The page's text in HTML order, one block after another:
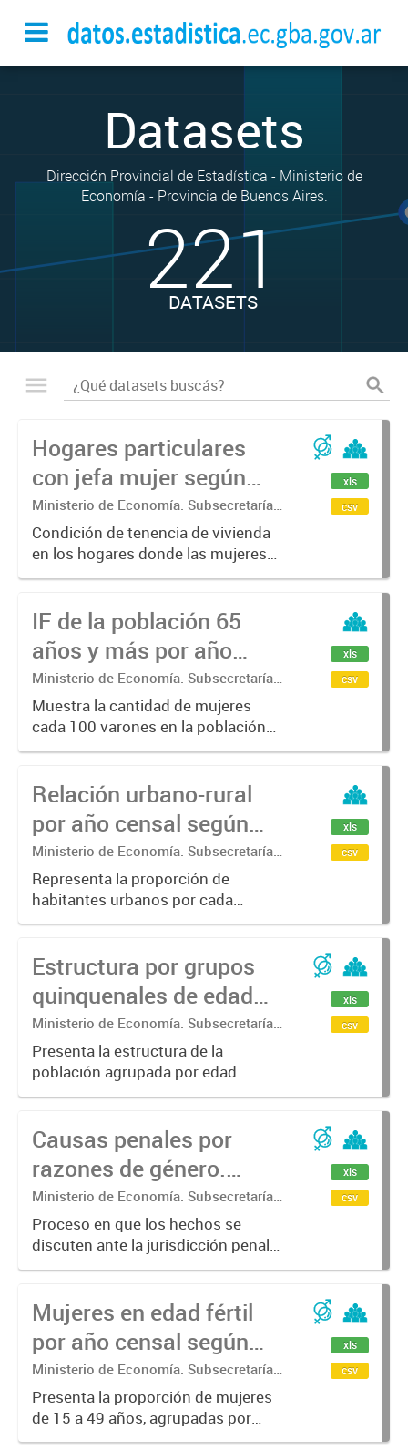
Datasets
Dirección Provincial de Estadística - Ministerio de
Economía - Provincia de Buenos Aires.
221
DATASETS
Hogares particulares
con jefa mujer según
tenencia de la vivienda.
Ministerio de Economía. Subsecretaría
de Coordinación Económica y
Estadística. Dirección Provincial de
Estadística.
Condición de tenencia de vivienda
en los hogares donde las mujeres
están a cargo, en Argentina y pcia.
xls
csv
IF de la población 65
años y más por año
censal según grupos
quinquenales de edad.
Ministerio de Economía. Subsecretaría
de Coordinación Económica y
Estadística. Dirección Provincial de
Estadística.
Muestra la cantidad de mujeres
cada 100 varones en la población
de 65 años y más.
xls
csv
Relación urbano-rural
por año censal según
sexo.
Ministerio de Economía. Subsecretaría
de Coordinación Económica y
Estadística. Dirección Provincial de
Estadística.
Representa la proporción de
habitantes urbanos por cada
habitante de zona rural en un
xls
csv
Estructura por grupos
quinquenales de edad
según sexo e índice de
feminidad.
Ministerio de Economía. Subsecretaría
de Coordinación Económica y
Estadística. Dirección Provincial de
Estadística.
Presenta la estructura de la
población agrupada por edad
quinquenal para cada año censal y
grupo: cantidad de mujeres por
cada 100 varones.
xls
csv
Causas penales por
razones de género.
Investigación penal
preparatoria (IPP).
Ministerio de Economía. Subsecretaría
de Coordinación Económica y
Estadística. Dirección Provincial de
Estadística.
Proceso en que los hechos se
discuten ante la jurisdicción penal
(I.P.P.): etapa del proceso penal que
existencia de delitos y la
individualización de los
eventuales...
xls
csv
Mujeres en edad fértil
por año censal según
origen. En porcentaje.
Ministerio de Economía. Subsecretaría
de Coordinación Económica y
Estadística. Dirección Provincial de
Estadística.
Presenta la proporción de mujeres
de 15 a 49 años, agrupadas por
lugar de nacimiento para cada año
xls
csv